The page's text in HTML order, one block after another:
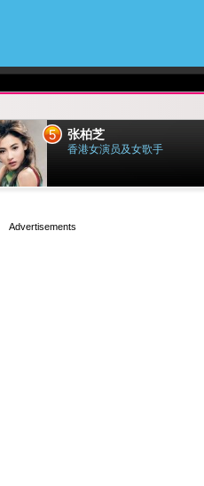
5 张柏芝
香港女演员及女歌手